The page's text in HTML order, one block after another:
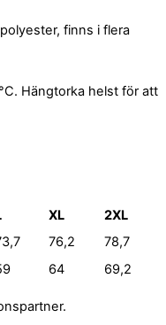
finns i flera
Hängtorka helst för att
XL
2XL
76,2
78,7
64 69,2